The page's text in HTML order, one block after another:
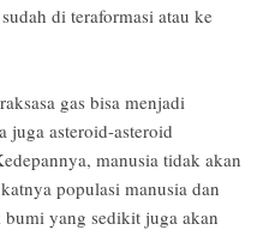
di teraformasi atau ke
gas bisa menjadi
juga asteroid-asteroid
manusia tidak akan
populasi manusia dan
yang sedikit juga akan